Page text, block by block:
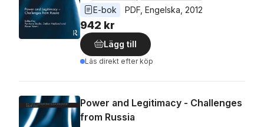
E-bok
PDF Engelska 2012
942 kr
Lägg till
Läs direkt efter köp
Power and Legitimacy - Challenges
from Russia